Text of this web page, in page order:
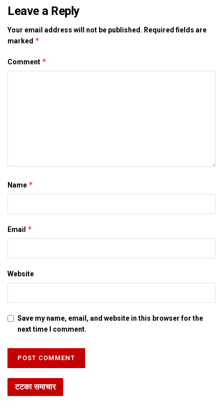
Leave a Reply
Your email address will not be published. Required fields are
marked *
Comment *
Name *
Email *
Website
Save my name, email, and website in this browser for the
next time I comment.
टटका समाचार